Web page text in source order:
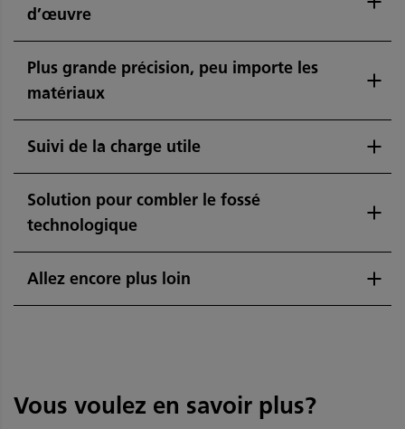
d’œuvre
Plus grande précision, peu importe les
matériaux
Suivi de la charge utile
Solution pour combler le fossé
technologique
Allez encore plus loin
Vous voulez en savoir plus?